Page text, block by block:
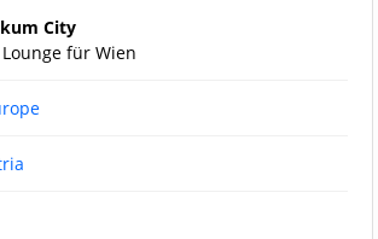
City
für Wien